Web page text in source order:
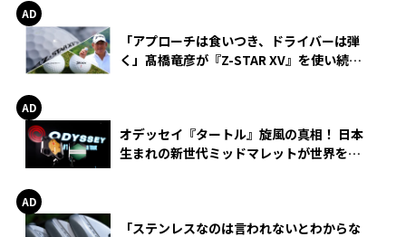
「アプローチは食いつき、ドライバーは弾
く」髙橋竜彦が『Z-STAR XV』を使い続け
オデッセイ『タートル』旋風の真相！ 日本
生まれの新世代ミッドマレットが世界を席
「ステンレスなのは言われないとわからな